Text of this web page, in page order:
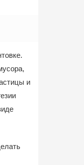
и